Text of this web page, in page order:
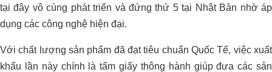
tại đây vô cùng phát triển và đứng thứ 5 tại Nhật Bản nhờ áp
dụng các công nghệ hiện đại.
Với chất lượng sản phẩm đã đạt tiêu chuẩn Quốc Tế, việc xuất
khẩu lần này chính là tấm giấy thông hành giúp đưa các sản